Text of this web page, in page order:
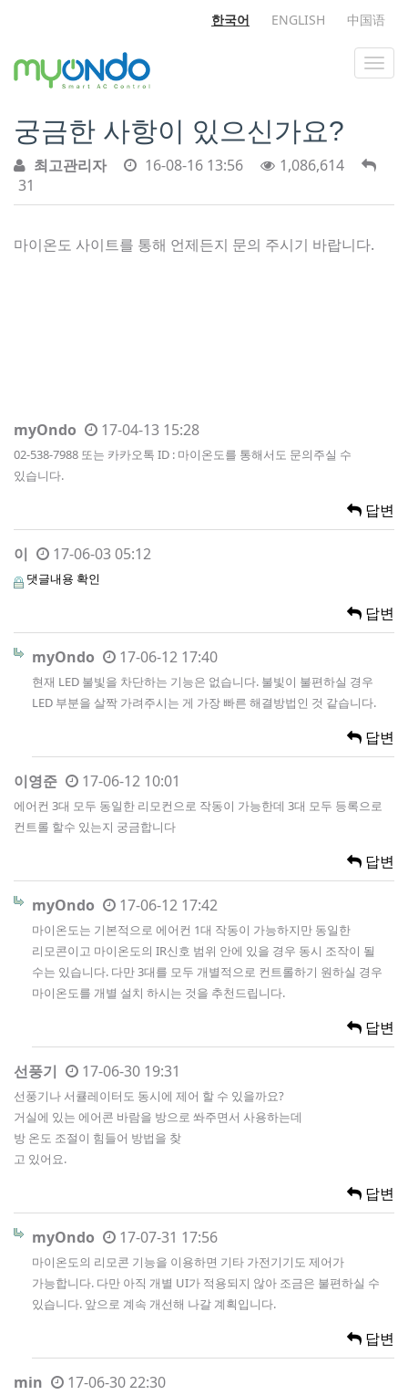
한국어 ENGLISH 中国语
궁금한 사항이 있으신가요?
최고관리자 16-08-16 13:56
1,086,614
31
마이온도 사이트를 통해 언제든지 문의 주시기 바랍니다.
myOndo 17-04-13 15:28
02-538-7988 또는 카카오톡 ID : 마이온도를 통해서도 문의주실 수
있습니다.
답변
이 17-06-03 05:12
댓글내용 확인
답변
myOndo 17-06-12 17:40
현재 LED 불빛을 차단하는 기능은 없습니다. 불빛이 불편하실 경우
LED 부분을 살짝 가려주시는 게 가장 빠른 해결방법인 것 같습니다.
답변
이영준 17-06-12 10:01
에어컨 3대 모두 동일한 리모컨으로 작동이 가능한데 3대 모두 등록으로
컨트롤 할수 있는지 궁금합니다
답변
myOndo 17-06-12 17:42
마이온도는 기본적으로 에어컨 1대 작동이 가능하지만 동일한
리모콘이고 마이온도의 IR신호 범위 안에 있을 경우 동시 조작이 될
수는 있습니다. 다만 3대를 모두 개별적으로 컨트롤하기 원하실 경우
마이온도를 개별 설치 하시는 것을 추천드립니다.
답변
선풍기 17-06-30 19:31
선풍기나 서큘레이터도 동시에 제어 할 수 있을까요?
거실에 있는 에어콘 바람을 방으로 쏴주면서 사용하는데
방 온도 조절이 힘들어 방법을 찾
고 있어요.
답변
myOndo 17-07-31 17:56
마이온도의 리모콘 기능을 이용하면 기타 가전기기도 제어가
가능합니다. 다만 아직 개별 UI가 적용되지 않아 조금은 불편하실 수
있습니다. 앞으로 계속 개선해 나갈 계획입니다.
답변
min 17-06-30 22:30